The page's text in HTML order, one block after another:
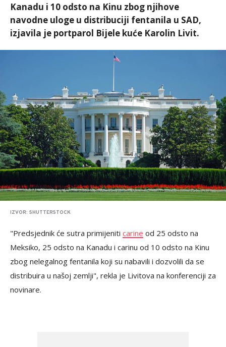
Kanadu i 10 odsto na Kinu zbog njihove
navodne uloge u distribuciji fentanila u SAD,
izjavila je portparol Bijele kuće Karolin Livit.
IZVOR: SHUTTERSTOCK
"Predsjednik će sutra primijeniti carine od 25 odsto na
Meksiko, 25 odsto na Kanadu i carinu od 10 odsto na Kinu
zbog nelegalnog fentanila koji su nabavili i dozvolili da se
distribuira u našoj zemlji", rekla je Livitova na konferenciji za
novinare.